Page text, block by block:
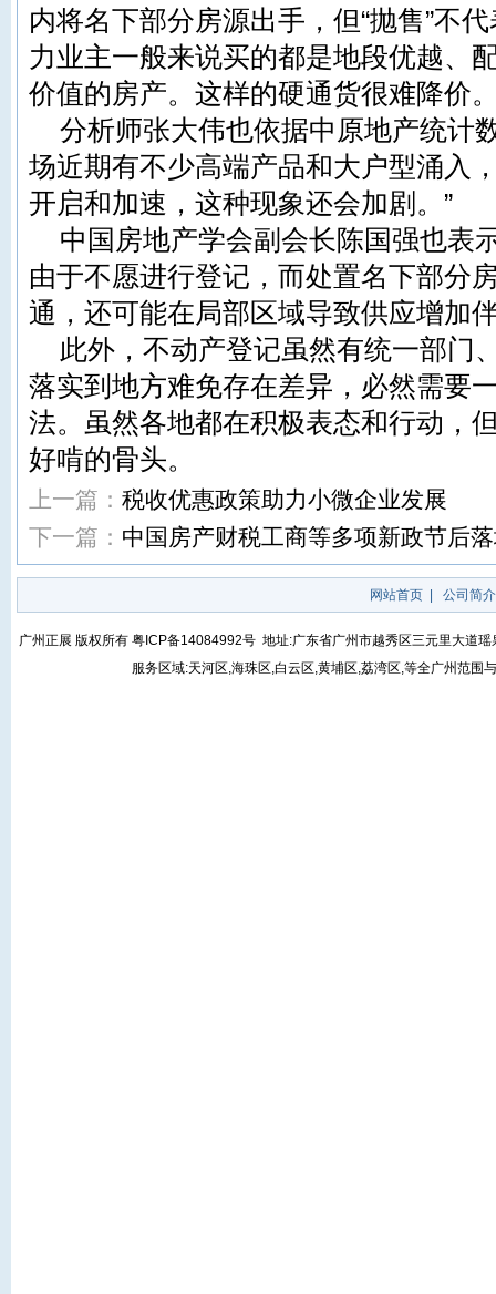
内将名下部分房源出手，但“抛售”不代
力业主一般来说买的都是地段优越、
价值的房产。这样的硬通货很难降价
分析师张大伟也依据中原地产统计
场近期有不少高端产品和大户型涌入
开启和加速，这种现象还会加剧。”
中国房地产学会副会长陈国强也表
由于不愿进行登记，而处置名下部分
通，还可能在局部区域导致供应增加
此外，不动产登记虽然有统一部门
落实到地方难免存在差异，必然需要
法。虽然各地都在积极表态和行动，
好啃的骨头。
上一篇： 税收优惠政策助力小微企业发展
下一篇： 中国房产财税工商等多项新政节后
网站首页 公司简介
广州正展 版权所有 粤ICP备14084992号 地址:广东省广州市越秀区三元里大道
服务区域:天河区,海珠区,白云区,黄埔区,荔湾区,等全广州范围与